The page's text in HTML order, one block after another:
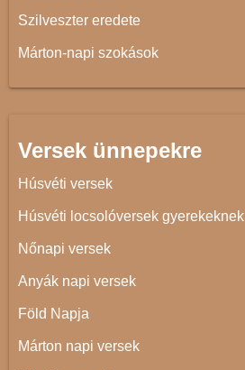
Szilveszter eredete
Márton-napi szokások
Versek ünnepekre
Húsvéti versek
Húsvéti locsolóversek gyerekeknek
Nőnapi versek
Anyák napi versek
Föld Napja
Márton napi versek